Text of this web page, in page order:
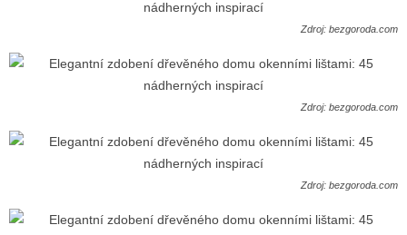
Zdroj: bezgoroda.com
Zdroj: bezgoroda.com
Zdroj: bezgoroda.com